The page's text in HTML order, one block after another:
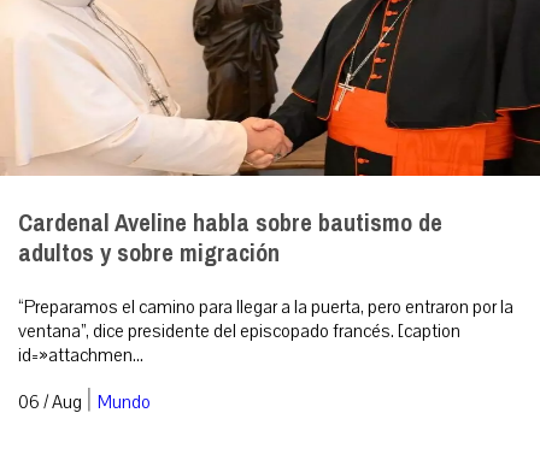
Cardenal Aveline habla sobre bautismo de
adultos y sobre migración
“Preparamos el camino para llegar a la puerta, pero entraron por la
ventana”, dice presidente del episcopado francés. [caption
id=»attachmen...
06 / Aug | Mundo